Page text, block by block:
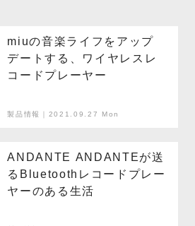
miuの音楽ライフをアップ
デートする、ワイヤレスレ
コードプレーヤー
製品情報｜2021.09.27 Mon
ANDANTE ANDANTEが送
るBluetoothレコードプレー
ヤーのある生活